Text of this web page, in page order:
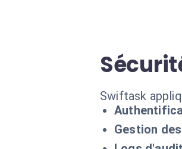
Swiftask
Gestion